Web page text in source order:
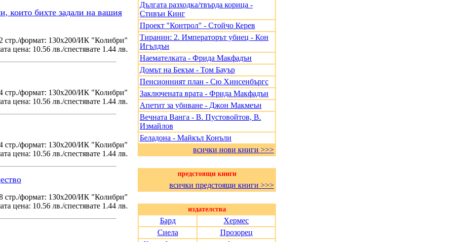
които бихте задали на вашия
стр./формат: 130х200/ИК "Колибри"
цена: 10.56 лв./спестявате 1.44 лв.
стр./формат: 130х200/ИК "Колибри"
цена: 10.56 лв./спестявате 1.44 лв.
стр./формат: 130х200/ИК "Колибри"
цена: 10.56 лв./спестявате 1.44 лв.
стр./формат: 130х200/ИК "Колибри"
цена: 10.56 лв./спестявате 1.44 лв.
Дългата разходка/твърда корица -
Стивън Кинг
Проект "Контрол" - Стойчо Керев
Тиранин: 2. Императорът убиец - Кон
Игълдън
Наемателката - Фрида Макфадън
Домът на Бекъм - Том Бауър
Пенсионният план - Сю Хинсенбъргс
Заключената врата - Фрида Макфадън
Апетит за убиване - Джон Макмеън
Вечната Ванга - В. Пустовойтов, В.
Измайлов
Беладона - Майкъл Конъли
всички нови книги >>>
предстоящи книги
всички предстоящи книги >>>
издателства
Бард
Хермес
Сиела
Прозорец